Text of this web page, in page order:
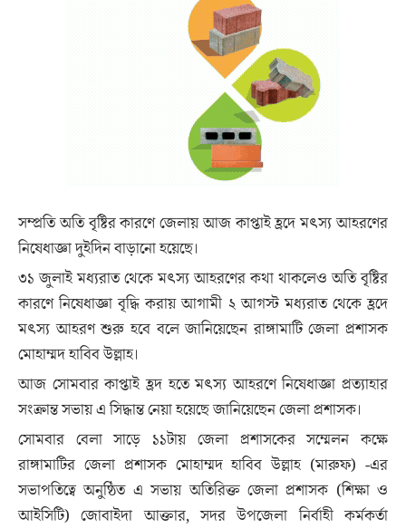
সম্প্রতি অতি বৃষ্টির কারণে জেলায় আজ কাপ্তাই হ্রদে মৎস্য আহরণের
নিষেধাজ্ঞা দুইদিন বাড়ানো হয়েছে।
৩১ জুলাই মধ্যরাত থেকে মৎস্য আহরণের কথা থাকলেও অতি বৃষ্টির
কারণে নিষেধাজ্ঞা বৃদ্ধি করায় আগামী ২ আগস্ট মধ্যরাত থেকে হ্রদে
মৎস্য আহরণ শুরু হবে বলে জানিয়েছেন রাঙ্গামাটি জেলা প্রশাসক
মোহাম্মদ হাবিব উল্লাহ।
আজ সোমবার কাপ্তাই হ্রদ হতে মৎস্য আহরণে নিষেধাজ্ঞা প্রত্যাহার
সংক্রান্ত সভায় এ সিদ্ধান্ত নেয়া হয়েছে জানিয়েছেন জেলা প্রশাসক।
সোমবার বেলা সাড়ে ১১টায় জেলা প্রশাসকের সম্মেলন কক্ষে
রাঙ্গামাটির জেলা প্রশাসক মোহাম্মদ হাবিব উল্লাহ (মারুফ) -এর
সভাপতিত্বে অনুষ্ঠিত এ সভায় অতিরিক্ত জেলা প্রশাসক (শিক্ষা ও
আইসিটি) জোবাইদা আক্তার, সদর উপজেলা নির্বাহী কর্মকর্তা